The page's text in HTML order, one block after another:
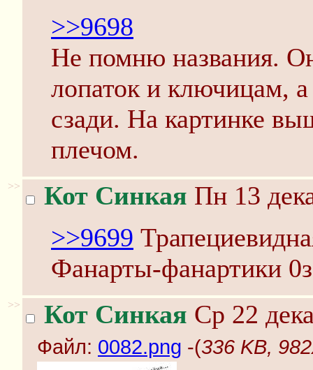
>>9698
Не помню названия.
лопаток и ключицам,
сзади. На картинке
плечом.
>> Кот Синкая Пн 13
>>9699
Фанарты-фанартики
>> Кот Синкая Ср 22
Файл: 0082.png -(336 KB,